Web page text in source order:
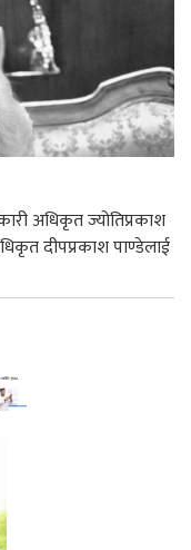
अधिकृत ज्योतिप्रकाश
दीपप्रकाश पाण्डेलाई